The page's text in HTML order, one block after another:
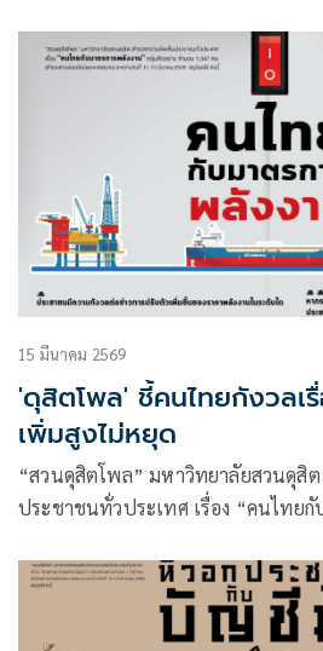
15 มีนาคม 2569
'ดุสิตโพล' ชี้คนไทยกังวลเ
เพิ่มสูงไม่หยุด
“สวนดุสิตโพล” มหาวิทยาลัยสวนดุสิต
ประชาชนทั่วประเทศ เรื่อง “คนไทย
ระหว่างวันที่ 11-13 มีนาคม 2569